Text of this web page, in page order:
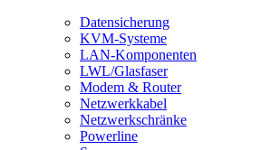
Datensicherung
KVM-Systeme
LAN-Komponenten
LWL/Glasfaser
Modem & Router
Netzwerkkabel
Netzwerkschränke
Powerline